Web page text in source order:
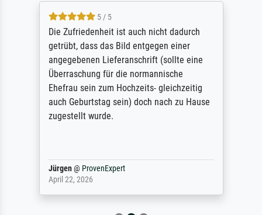
5 / 5
Die Zufriedenheit ist auch nicht dadurch
getrübt, dass das Bild entgegen einer
angegebenen Lieferanschrift (sollte eine
Überraschung für die normannische
Ehefrau sein zum Hochzeits- gleichzeitig
auch Geburtstag sein) doch nach zu Hause
zugestellt wurde.
Jürgen@ ProvenExpert
April 22, 2026